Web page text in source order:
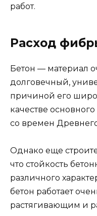
работ.
Расход
Бетон — материал
долговечный,
причиной его
качестве
со времен
Однако еще
что стойкость
различного
бетон работает
растягивающим и